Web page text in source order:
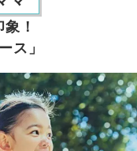
！
ス」